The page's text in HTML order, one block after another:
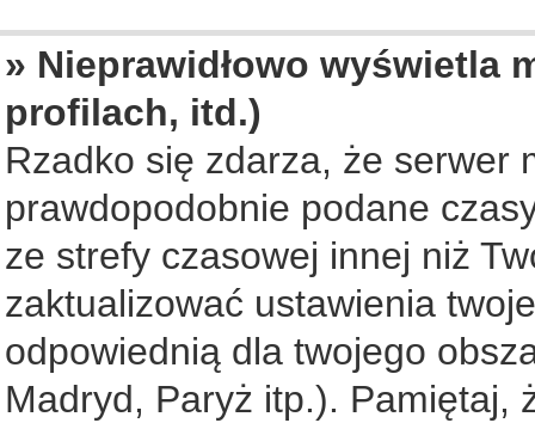
» Nieprawidłowo wyświetla
profilach, itd.)
Rzadko się zdarza, że serwer
prawdopodobnie podane
ze strefy czasowej innej niż
zaktualizować ustawienia
odpowiednią dla twojego
Madryd, Paryż itp.). Pamiętaj,